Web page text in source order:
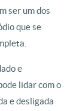
ser um dos
que se
e
lidar com o
e desligada